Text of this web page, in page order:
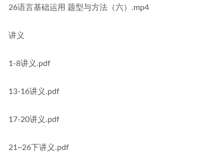
26语言基础运用 题型与方法（六）.mp4
讲义
1-8讲义.pdf
13-16讲义.pdf
17-20讲义.pdf
21~26下讲义.pdf